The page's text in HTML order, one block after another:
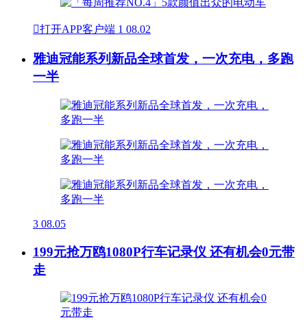
打开APP客户端 1 08.02
雅迪冠能系列新品全球首发，一次充电，多跑
一半
3 08.05
199元抢万鸥1080P行车记录仪 还有机会0元带
走